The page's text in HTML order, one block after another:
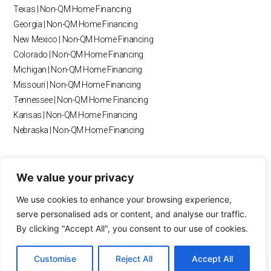
We value your privacy
We use cookies to enhance your browsing experience,
serve personalised ads or content, and analyse our traffic.
By clicking "Accept All", you consent to our use of cookies.
Customise Reject All Accept All
m
Texas | Non-QM Home Financing
Georgia | Non-QM Home Financing
New Mexico | Non-QM Home Financing
Colorado | Non-QM Home Financing
Michigan | Non-QM Home Financing
Missouri | Non-QM Home Financing
Tennessee | Non-QM Home Financing
Kansas | Non-QM Home Financing
Nebraska | Non-QM Home Financing
Payment Calculator
Loan Calculator
OwnEZ Inc
FAQ
Privacy Policy